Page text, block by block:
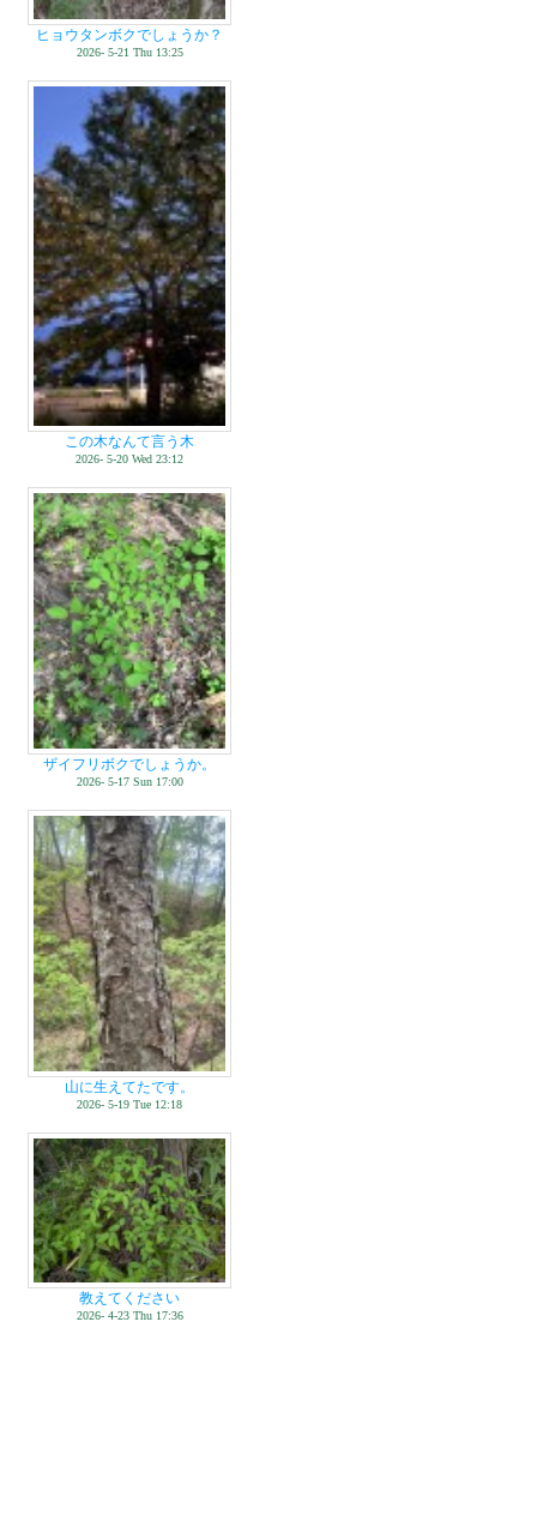
ヒョウタンボクでしょうか？
2026- 5-21 Thu 13:25
この木なんて言う木
2026- 5-20 Wed 23:12
ザイフリボクでしょうか。
2026- 5-17 Sun 17:00
山に生えてたです。
2026- 5-19 Tue 12:18
教えてください
2026- 4-23 Thu 17:36